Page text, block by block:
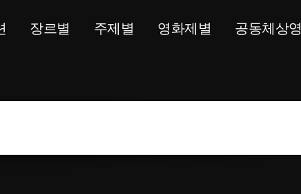
장르별 주제별 영화제별 공동체상영